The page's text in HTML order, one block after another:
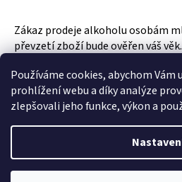
Používáme cookies, abychom
prohlížení webu a díky analýze
zlepšovali jeho funkce, výkon a
Zákaz prodeje alkoholu osobám
převzetí zboží bude ověřen váš
Copyright 2026Vinotéka &